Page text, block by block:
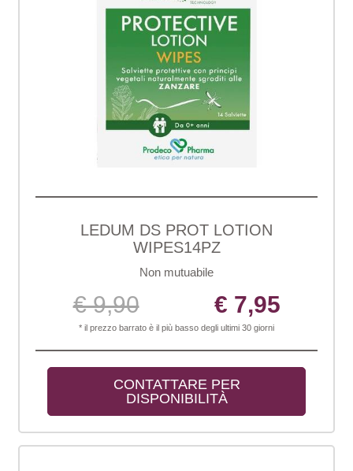
LEDUM DS PROT LOTION
WIPES14PZ
Non mutuabile
€ 9,90 € 7,95
* il prezzo barrato è il più basso degli ultimi 30 giorni
CONTATTARE PER
DISPONIBILITÀ